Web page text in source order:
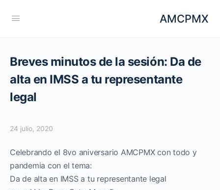
AMCPMX
Breves minutos de la sesión: Da de
alta en IMSS a tu representante
legal
24 julio, 2020
Celebrando el 8vo aniversario AMCPMX con todo y
pandemia con el tema:
Da de alta en IMSS a tu representante legal